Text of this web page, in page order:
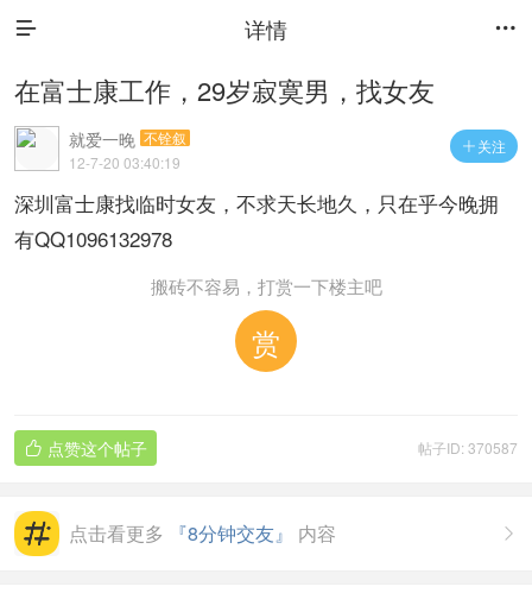
 详情 
在富士康工作，29岁寂寞男，找女友
 关注
就爱一晚 不铨叙
12-7-20 03:40:19
深圳富士康找临时女友，不求天长地久，只在乎今晚拥
有QQ1096132978
搬砖不容易，打赏一下楼主吧
赏
帖子ID: 370587
 点赞这个帖子

点击看更多 『8分钟交友』 内容